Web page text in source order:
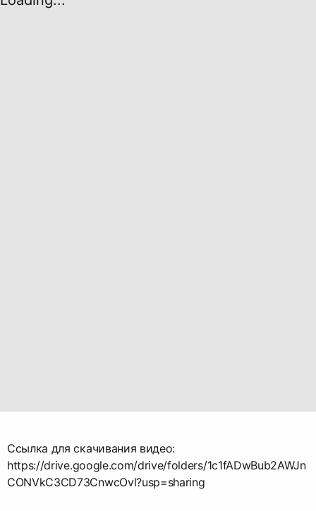
Ссылка для скачивания видео:
https://drive.google.com/drive/folders/1c1fADwBub2AWJn
CONVkC3CD73CnwcOvl?usp=sharing